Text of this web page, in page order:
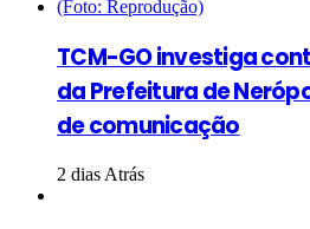
TCM-GO investiga
da Prefeitura de
de comunicação
2 dias Atrás